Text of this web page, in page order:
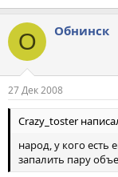
О Обнинск
27 Дек 2008
Crazy_toster
народ, у кого
запалить пару